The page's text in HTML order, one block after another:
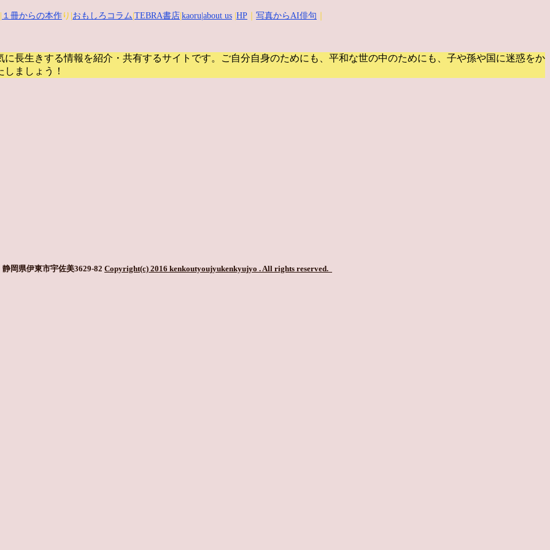
１冊からの本作 り| おもしろコラム TEBRA書店 kaoru |about us HP 写真からAI俳句
長生きする情報を紹介・共有するサイトです。
ご自分自身のためにも、平和な世の中のためにも、子や孫や国に迷惑をか
ましょう！
岡県伊東市宇佐美3629-82 Copyright(c) 2016 kenkoutyoujyukenkyujyo . All rights reserved.